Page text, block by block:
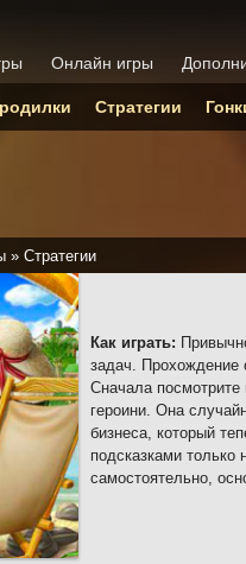
» Стратегии
Как играть:
задач. Прохождение
Сначала
героини. Она
бизнеса, который
подсказками
самостоятельно,
Онлайн игры
Стратегии